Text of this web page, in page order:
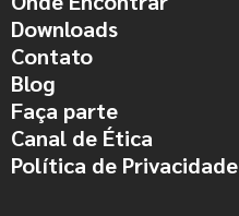
Downloads
Contato
Blog
Faça parte
Canal de Ética
Política de Privacidade